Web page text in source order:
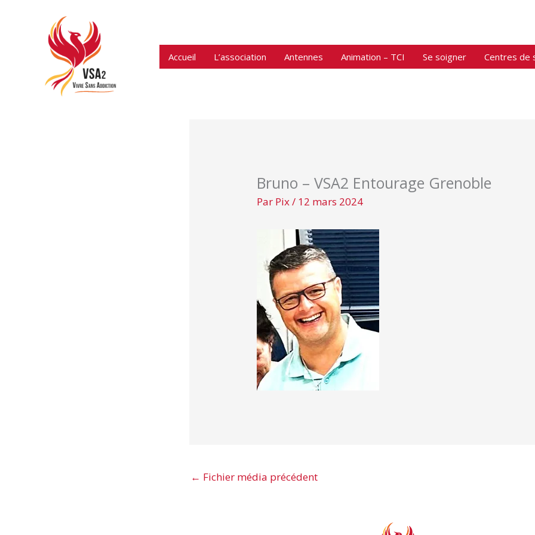
Accueil L’association Antennes Animation – TCI Se soigner Centres de
Bruno – VSA2 Entourage Grenoble
Par Pix/ 12 mars 2024
← Fichier média précédent